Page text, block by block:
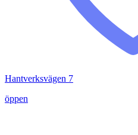
Hantverksvägen 7
öppen